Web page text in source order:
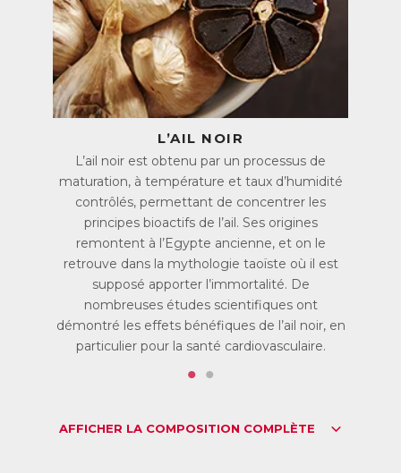
Les actifs de ControlStérol préservent la santé
cardiovasculaire au quotidien grâce à une combinaison
unique d’extraits végétaux concentrés, d’ingrédients
brevetés, de vitamines et de nutriments essentiels. Ces
actifs naturels régulent les taux de cholestérol (« bon » et «
mauvais » cholestérol), protègent les vaisseaux sanguins,
favorisent une bonne circulation sanguine et un bon
fonctionnement du cœur.
Agit en continu 24h/24h : une gélule végétale « jour » et une
gélule végétale « nuit » permettent de réguler
naturellement les taux de cholestérol au quotidien, limitant
ainsi les risques cardiovasculaires associés à l’excès de
cholestérol.
Enfin une solution simple, naturelle et efficace pour
contrôler son cholestérol !
Le cholestérol, c’est quoi ?
Le cholestérol est un lipide (graisse) de la famille des stérols
fabriqué en majorité par l’organisme, essentiellement dans
le foie. Le reste provient de l’alimentation (beurre, viandes,
œufs, fromages, lait entier…).
permet aussi de fabriquer les hormones sexuelles
L’AIL NOIR
L’ail noir est obtenu par un processus de
maturation, à température et taux d’humidité
contrôlés, permettant de concentrer les
principes bioactifs de l’ail. Ses origines
remontent à l’Egypte ancienne, et on le
retrouve dans la mythologie taoïste où il est
supposé apporter l’immortalité. De
nombreuses études scientifiques ont
démontré les effets bénéfiques de l’ail noir, en
particulier pour la santé cardiovasculaire.
AFFICHER LA COMPOSITION COMPLÈTE